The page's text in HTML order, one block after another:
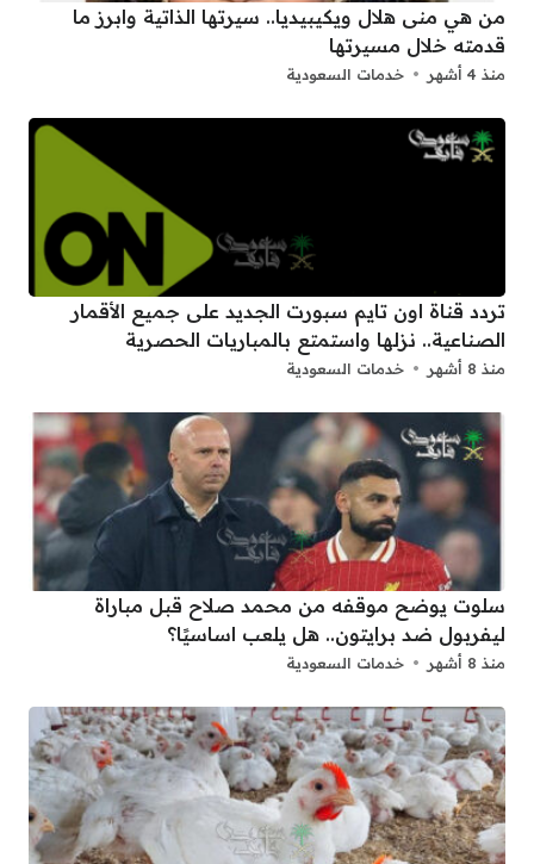
من هي منى هلال ويكيبيديا.. سيرتها الذاتية وابرز ما
قدمته خلال مسيرتها
منذ 4 أشهر خدمات السعودية
تردد قناة اون تايم سبورت الجديد على جميع الأقمار
الصناعية.. نزلها واستمتع بالمباريات الحصرية
منذ 8 أشهر خدمات السعودية
سلوت يوضح موقفه من محمد صلاح قبل مباراة
ليفربول ضد برايتون.. هل يلعب اساسيًا؟
منذ 8 أشهر خدمات السعودية